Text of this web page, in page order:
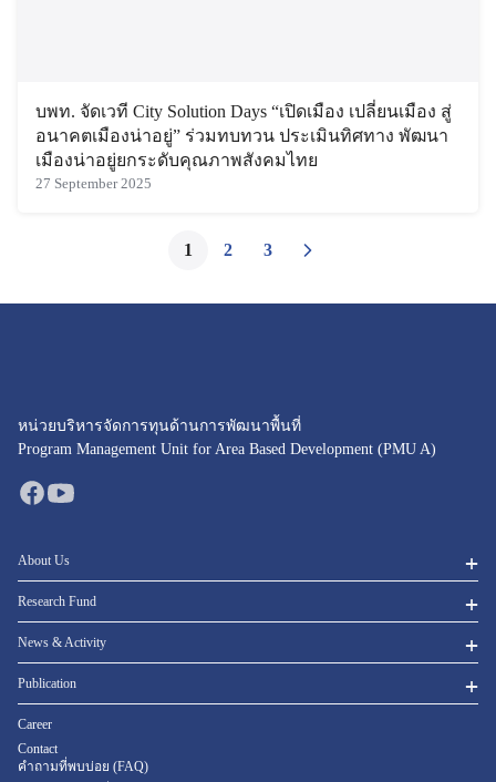
บพท. จัดเวที City Solution Days “เปิดเมือง เปลี่ยนเมือง สู่
อนาคตเมืองน่าอยู่” ร่วมทบทวน ประเมินทิศทาง พัฒนา
เมืองน่าอยู่ยกระดับคุณภาพสังคมไทย
27 September 2025
1 2 3
หน่วยบริหารจัดการทุนด้านการพัฒนาพื้นที่
Program Management Unit for Area Based Development (PMU A)
About Us
Research Fund
News & Activity
Publication
Career
Contact
คำถามที่พบบ่อย (FAQ)